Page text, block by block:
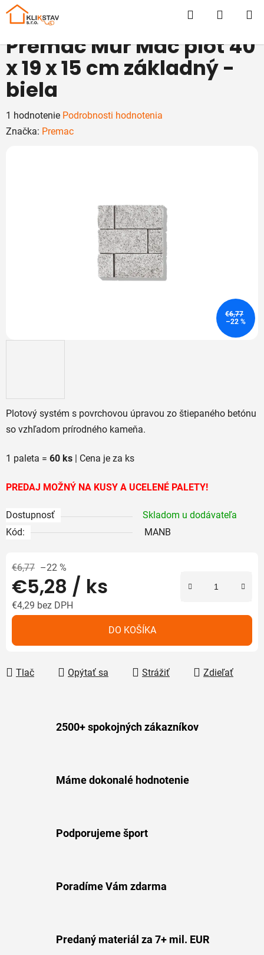
Prejsť
Hľadať
Plotový systém s povrchovou úpravou zo štiepaného betónu
so vzhľadom prírodného kameňa.
1 paleta = 60 ks | Cena je za ks
PREDAJ MOŽNÝ NA KUSY A UCELENÉ PALETY!
Dostupnosť
Skladom u dodávateľa
Kód:
MANB
€6,77 –22 %
€5,28 / ks
€4,29 bez DPH
DO KOŠÍKA
Tlač Opýtať sa Strážiť Zdieľať
Premac Mur Mac plot 40
x 19 x 15 cm základný -
biela
Priemerné
hodnotenie
1 hodnotenie Podrobnosti hodnotenia
Značka: Premac
€6,77
–22 %
2500+ spokojných zákazníkov
Máme dokonalé hodnotenie
Podporujeme šport
Poradíme Vám zdarma
Predaný materiál za 7+ mil. EUR